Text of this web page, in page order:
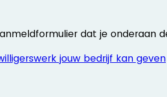
dat je onderaan
jouw bedrijf kan geven